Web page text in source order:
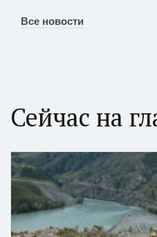
Все новости
Сейчас на